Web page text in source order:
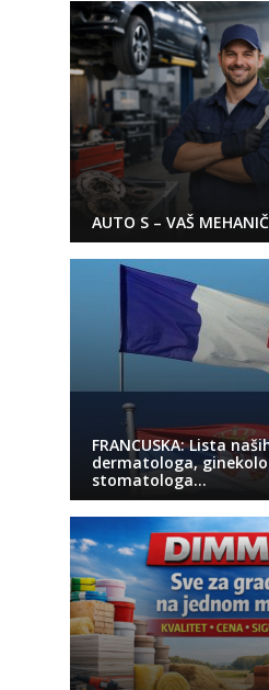
AUTO S – VAŠ
FRANCUSKA: Lista
dermatologa,
stomatologa…